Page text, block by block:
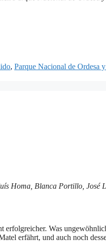
, Parque Nacional de Ordesa
Homa, Blanca Portillo, José
erfolgreicher. Was
erfährt, und auch noch